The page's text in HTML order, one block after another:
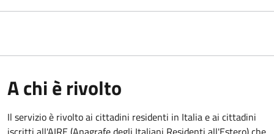
A chi è rivolto
Il servizio è rivolto ai cittadini residenti in Italia e ai cittadini